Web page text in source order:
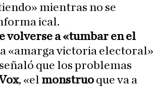
mientras no se
ical.
volverse a «tumbar en el
«amarga victoria electoral»
que los problemas
, «el monstruo que va a